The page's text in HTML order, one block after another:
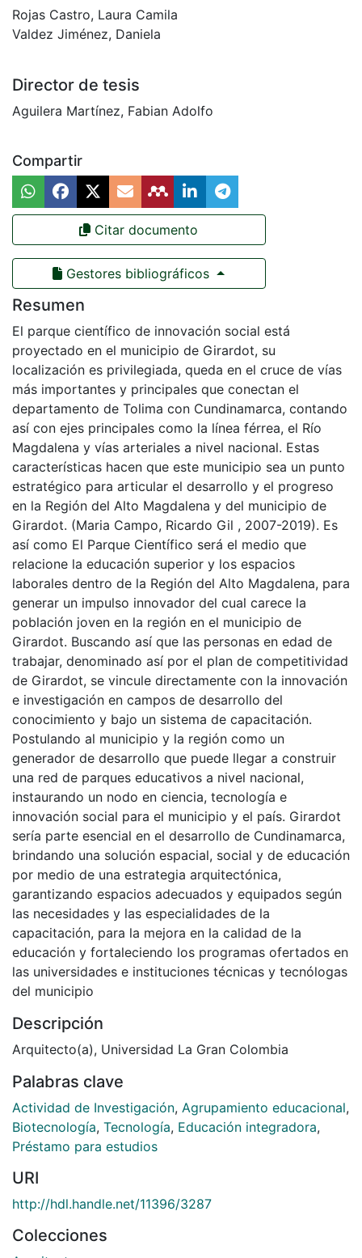
Rojas Castro, Laura Camila
Valdez Jiménez, Daniela
Director de tesis
Aguilera Martínez, Fabian Adolfo
Compartir
Citar documento
Gestores bibliográficos
Resumen
El parque científico de innovación social está
proyectado en el municipio de Girardot, su
localización es privilegiada, queda en el cruce de vías
más importantes y principales que conectan el
departamento de Tolima con Cundinamarca, contando
así con ejes principales como la línea férrea, el Río
Magdalena y vías arteriales a nivel nacional. Estas
características hacen que este municipio sea un punto
estratégico para articular el desarrollo y el progreso
en la Región del Alto Magdalena y del municipio de
Girardot. (Maria Campo, Ricardo Gil , 2007-2019). Es
así como El Parque Científico será el medio que
relacione la educación superior y los espacios
laborales dentro de la Región del Alto Magdalena, para
generar un impulso innovador del cual carece la
población joven en la región en el municipio de
Girardot. Buscando así que las personas en edad de
trabajar, denominado así por el plan de competitividad
de Girardot, se vincule directamente con la innovación
e investigación en campos de desarrollo del
conocimiento y bajo un sistema de capacitación.
Postulando al municipio y la región como un
generador de desarrollo que puede llegar a construir
una red de parques educativos a nivel nacional,
instaurando un nodo en ciencia, tecnología e
innovación social para el municipio y el país. Girardot
sería parte esencial en el desarrollo de Cundinamarca,
brindando una solución espacial, social y de educación
por medio de una estrategia arquitectónica,
garantizando espacios adecuados y equipados según
las necesidades y las especialidades de la
capacitación, para la mejora en la calidad de la
educación y fortaleciendo los programas ofertados en
las universidades e instituciones técnicas y tecnólogas
del municipio
Descripción
Arquitecto(a), Universidad La Gran Colombia
Palabras clave
Actividad de Investigación, Agrupamiento educacional,
Biotecnología, Tecnología, Educación integradora,
Préstamo para estudios
URI
http://hdl.handle.net/11396/3287
Colecciones